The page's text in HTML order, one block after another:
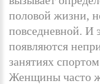
половой жизни,
повседневной. И
появляются
занятиях
Женщины часто